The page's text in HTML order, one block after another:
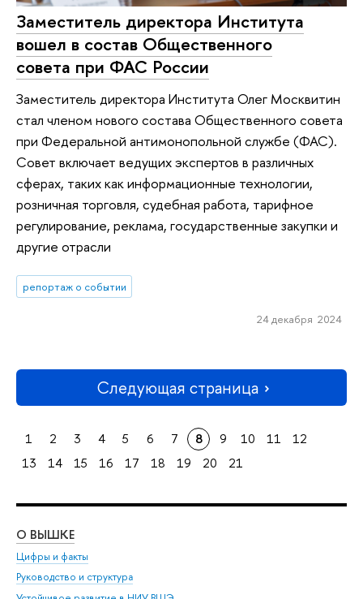
Заместитель директора Института
вошел в состав Общественного
совета при ФАС России
Заместитель директора Института Олег Москвитин
стал членом нового состава Общественного совета
при Федеральной антимонопольной службе (ФАС).
Совет включает ведущих экспертов в различных
сферах, таких как информационные технологии,
розничная торговля, судебная работа, тарифное
регулирование, реклама, государственные закупки и
другие отрасли
репортаж о событии
24 декабря 2024
Следующая страница
1 2 3 4 5 6 7 8 9 10 11
12
13
14 15 16 17 18 19 20 21
О ВЫШКЕ
Цифры и факты
Руководство и структура